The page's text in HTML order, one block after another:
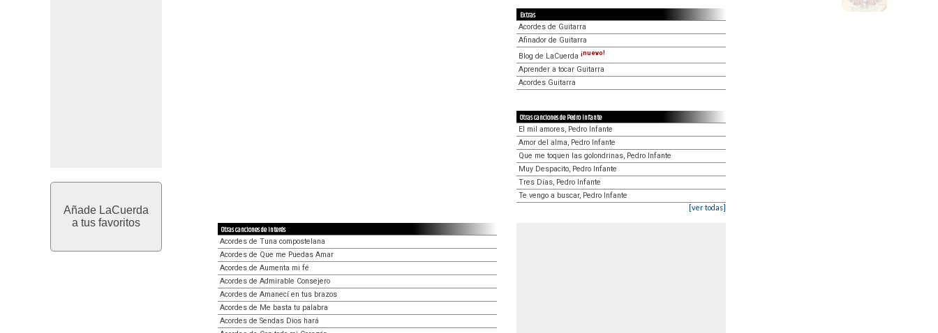
Añade LaCuerda
a tus favoritos
Extras
Acordes de Guitarra
Afinador de Guitarra
Blog de LaCuerda ¡nuevo!
Aprender a tocar Guitarra
Acordes Guitarra
Otras canciones de Pedro Infante
El mil amores, Pedro Infante
Amor del alma, Pedro Infante
Que me toquen las golondrinas, Pedro Infante
Muy Despacito, Pedro Infante
Tres Días, Pedro Infante
Te vengo a buscar, Pedro Infante
[ver todas]
Otras canciones de interés
Acordes de Tuna compostelana
Acordes de Que me Puedas Amar
Acordes de Aumenta mi fé
Acordes de Admirable Consejero
Acordes de Amanecí en tus brazos
Acordes de Me basta tu palabra
Acordes de Sendas Dios hará